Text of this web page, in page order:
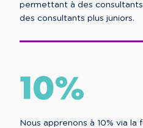
permettant à des
des consultants plus juniors.
10%
Nous apprenons à 10% via